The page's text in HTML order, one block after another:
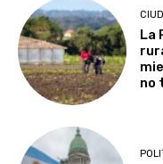
La
no